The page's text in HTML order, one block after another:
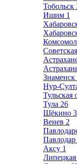
Тобольск
Ишим 1
Знаменск
Нур-
Тульская
Тула 26
Щёкино 3
Венев 2
Павлодар
Аксу 1
Липецкая